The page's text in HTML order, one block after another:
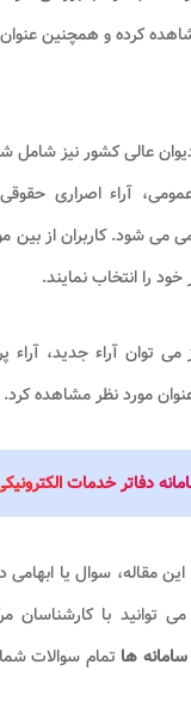
کرده و همچنین عنوان
عالی کشور نیز شامل
آراء اصراری
می شود. کاربران از
را انتخاب نمایند.
توان آراء جدید، آراء
مورد نظر مشاهده کرد.
دفاتر خدمات
این مقاله، سوال یا
توانید با کارشناسان
سامانه ها تمام سوالات